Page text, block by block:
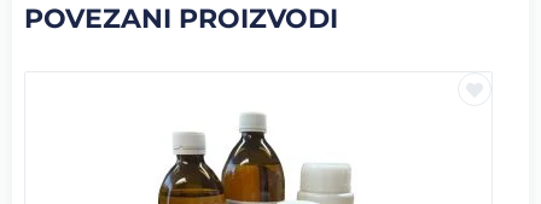
POVEZANI PROIZVODI